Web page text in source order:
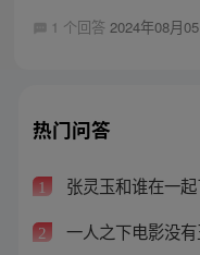
1 个回答 2024年08月
热门问答
1 张灵玉和谁在一起
2 一人之下电影没